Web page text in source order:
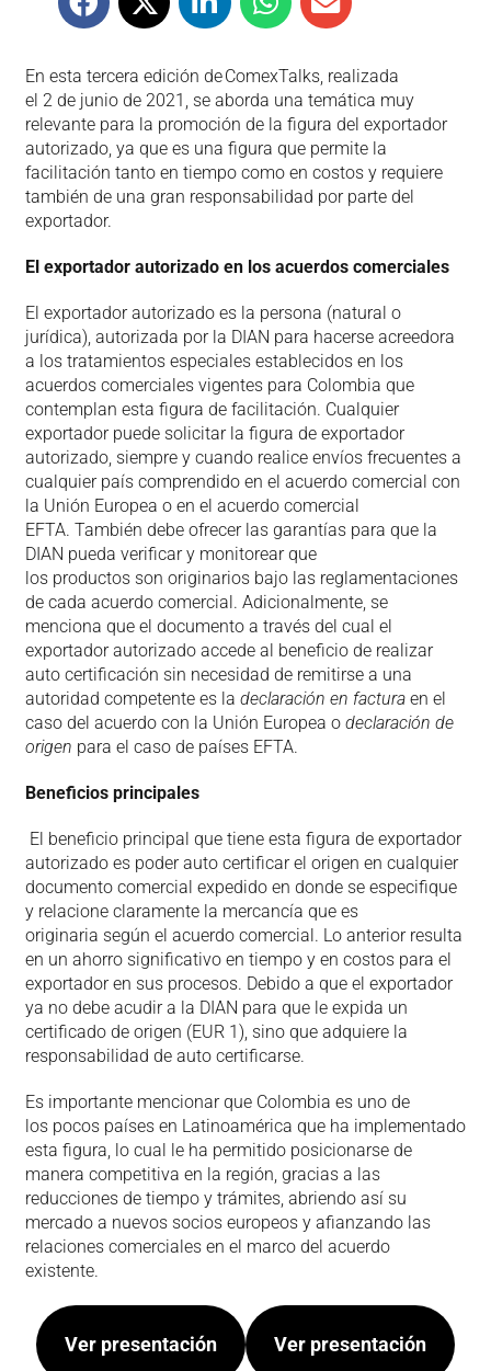
En esta tercera edición de ComexTalks, realizada
el 2 de junio de 2021, se aborda una temática muy
relevante para la promoción de la figura del exportador
autorizado, ya que es una figura que permite la
facilitación tanto en tiempo como en costos y requiere
también de una gran responsabilidad por parte del
exportador.
El exportador autorizado en los acuerdos comerciales
El exportador autorizado es la persona (natural o
jurídica), autorizada por la DIAN para hacerse acreedora
a los tratamientos especiales establecidos en los
acuerdos comerciales vigentes para Colombia que
contemplan esta figura de facilitación. Cualquier
exportador puede solicitar la figura de exportador
autorizado, siempre y cuando realice envíos frecuentes a
cualquier país comprendido en el acuerdo comercial con
la Unión Europea o en el acuerdo comercial
EFTA. También debe ofrecer las garantías para que la
DIAN pueda verificar y monitorear que
los productos son originarios bajo las reglamentaciones
de cada acuerdo comercial. Adicionalmente, se
menciona que el documento a través del cual el
exportador autorizado accede al beneficio de realizar
auto certificación sin necesidad de remitirse a una
autoridad competente es la declaración en facturaen el
caso del acuerdo con la Unión Europea o declaración de
origen para el caso de países EFTA.
Beneficios principales
El beneficio principal que tiene esta figura de exportador
autorizado es poder auto certificar el origen en cualquier
documento comercial expedido en donde se especifique
y relacione claramente la mercancía que es
originaria según el acuerdo comercial. Lo anterior resulta
en un ahorro significativo en tiempo y en costos para el
exportador en sus procesos. Debido a que el exportador
ya no debe acudir a la DIAN para que le expida un
certificado de origen (EUR 1), sino que adquiere la
responsabilidad de auto certificarse.
Es importante mencionar que Colombia es uno de
los pocos países en Latinoamérica que ha implementado
esta figura, lo cual le ha permitido posicionarse de
manera competitiva en la región, gracias a las
reducciones de tiempo y trámites, abriendo así su
mercado a nuevos socios europeos y afianzando las
relaciones comerciales en el marco del acuerdo
existente.
Ver presentación Ver presentación